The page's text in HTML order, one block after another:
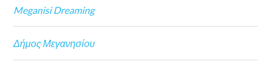
Meganisi Dreaming
Δήμος Μεγανησίου